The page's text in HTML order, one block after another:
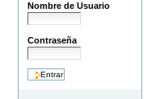
Nombre de Usuario
Contraseña